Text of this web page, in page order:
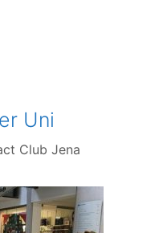
Uni
Club Jena